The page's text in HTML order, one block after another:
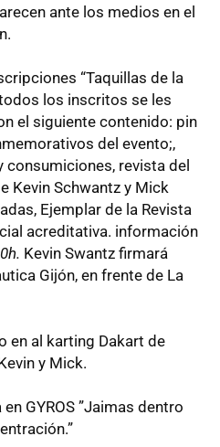
ante los medios en el
“Taquillas de la
los inscritos se les
el siguiente contenido: pin
del evento;,
consumiciones, revista del
Kevin Schwantz y Mick
Ejemplar de la Revista
acreditativa. información
Kevin Swantz firmará
Gijón, en frente de La
en al karting Dakart de
y Mick.
en GYROS ”Jaimas dentro